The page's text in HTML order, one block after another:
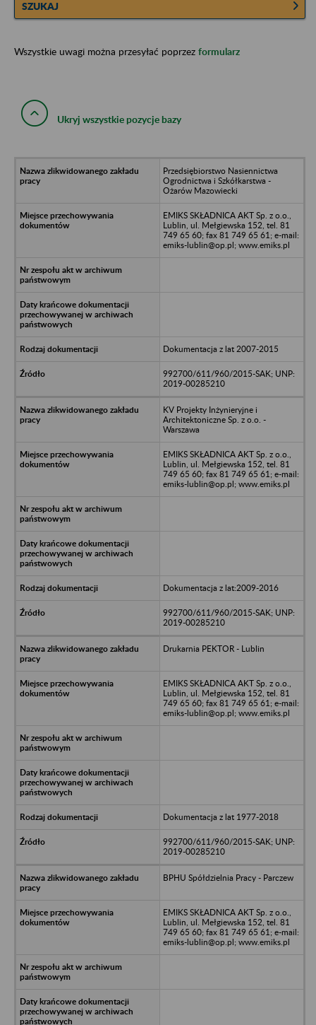
SZUKAJ
Wszystkie uwagi można przesyłać poprzez formularz
Ukryj wszystkie pozycje bazy
Przedsiębiorstwo Nasiennictwa
Ogrodnictwa i Szkółkarstwa -
Ożarów Mazowiecki
EMIKS SKŁADNICA AKT Sp. z o.o.,
Lublin, ul. Mełgiewska 152, tel. 81
749 65 60; fax 81 749 65 61; e-mail:
emiks-lublin@op.pl; www.emiks.pl
Dokumentacja z lat 2007-2015
992700/611/960/2015-SAK; UNP:
2019-00285210
KV Projekty Inżynieryjne i
Architektoniczne Sp. z o.o. -
Warszawa
EMIKS SKŁADNICA AKT Sp. z o.o.,
Lublin, ul. Mełgiewska 152, tel. 81
749 65 60; fax 81 749 65 61; e-mail:
emiks-lublin@op.pl; www.emiks.pl
Dokumentacja z lat:2009-2016
992700/611/960/2015-SAK; UNP:
2019-00285210
Drukarnia PEKTOR - Lublin
EMIKS SKŁADNICA AKT Sp. z o.o.,
Lublin, ul. Mełgiewska 152, tel. 81
749 65 60; fax 81 749 65 61; e-mail:
emiks-lublin@op.pl; www.emiks.pl
Dokumentacja z lat 1977-2018
992700/611/960/2015-SAK; UNP:
2019-00285210
BPHU Spółdzielnia Pracy - Parczew
EMIKS SKŁADNICA AKT Sp. z o.o.,
Lublin, ul. Mełgiewska 152, tel. 81
749 65 60; fax 81 749 65 61; e-mail:
emiks-lublin@op.pl; www.emiks.pl